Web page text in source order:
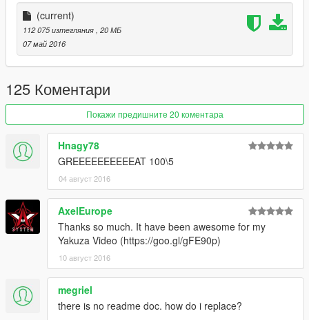
正确的驾驶员位置
内饰氛围灯
数据：无需更改数据,直接用原游戏数据即可,如想改为后驱车请自
行修改数据。
请使用openIV软件进行全盘搜索，得出最新的路劲后替换它！
本MOD由【VG】VIP GROUP免费提供，请勿用于其他商业用
如想了解更多MOD进程，欢迎加入
【VG】VIP GROUP 团队QQ群：530797391
(current)
112 075 изтегляния , 20 МБ
07 май 2016
125 Коментари
Покажи предишните 20 коментара
Hnagy78
GREEEEEEEEEEAT 100\5
04 август 2016
AxelEurope
Thanks so much. It have been awesome for my
Yakuza Video (https://goo.gl/gFE90p)
10 август 2016
megriel
there is no readme doc. how do i replace?